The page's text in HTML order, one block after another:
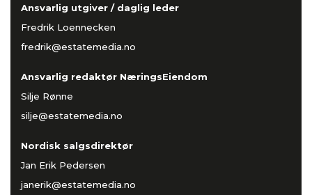
Ansvarlig utgiver / daglig leder
Fredrik Loennecken
fredrik@estatemedia.no
Ansvarlig redaktør NæringsEiendom
Silje Rønne
silje@estatemedia.no
Nordisk salgsdirektør
Jan Erik Pedersen
janerik@estatemedia.no